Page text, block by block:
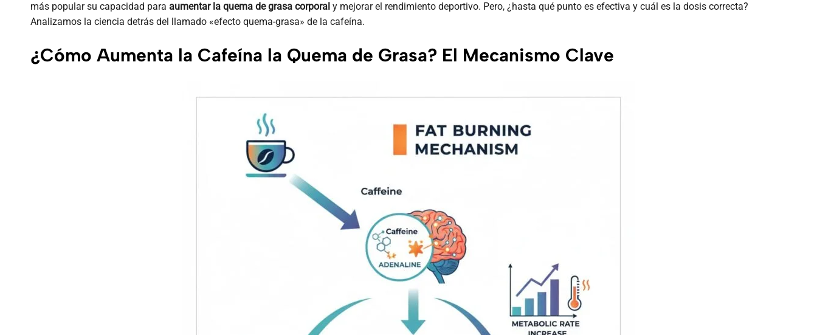
más popular su capacidad para aumentar la quema de grasa corporal y mejorar el rendimiento deportivo. Pero, ¿hasta qué punto es efectiva y cuál es la dosis correcta?
Analizamos la ciencia detrás del llamado «efecto quema-grasa» de la cafeína.
¿Cómo Aumenta la Cafeína la Quema de Grasa? El Mecanismo Clave